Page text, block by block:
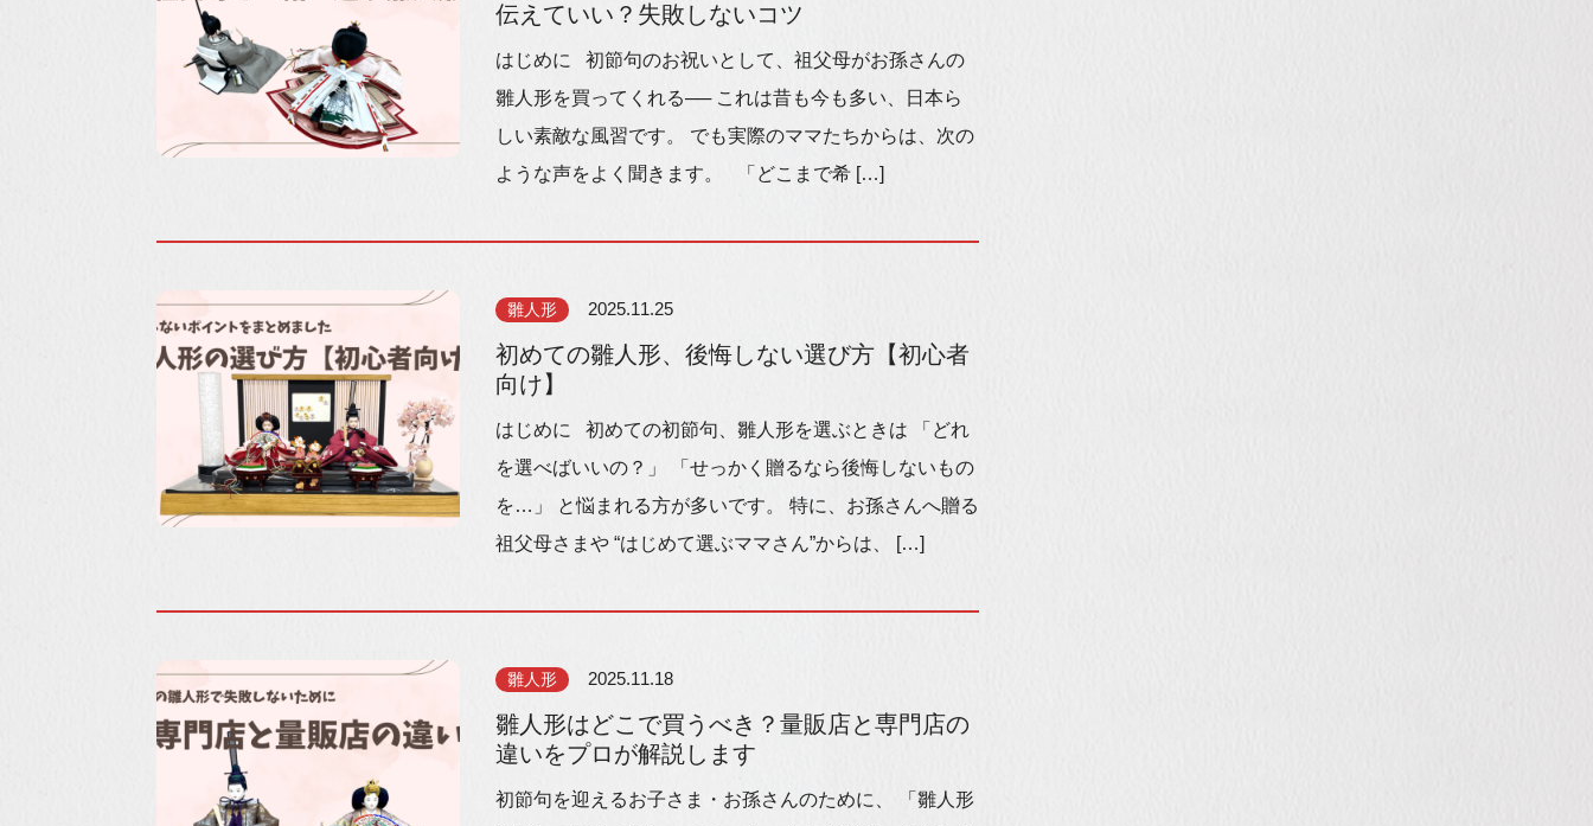
伝えていい？失敗しないコツ
はじめに 初節句のお祝いとして、祖父母がお孫さんの
雛人形を買ってくれる── これは昔も今も多い、日本ら
しい素敵な風習です。 でも実際のママたちからは、次の
ような声をよく聞きます。 「どこまで希 […]
雛人形 2025.11.25
初めての雛人形、後悔しない選び方【初心者
向け】
はじめに 初めての初節句、雛人形を選ぶときは 「どれ
を選べばいいの？」 「せっかく贈るなら後悔しないもの
を…」 と悩まれる方が多いです。 特に、お孫さんへ贈る
祖父母さまや “はじめて選ぶママさん”からは、 […]
雛人形 2025.11.18
雛人形はどこで買うべき？量販店と専門店の
違いをプロが解説します
初節句を迎えるお子さま・お孫さんのために、 「雛人形